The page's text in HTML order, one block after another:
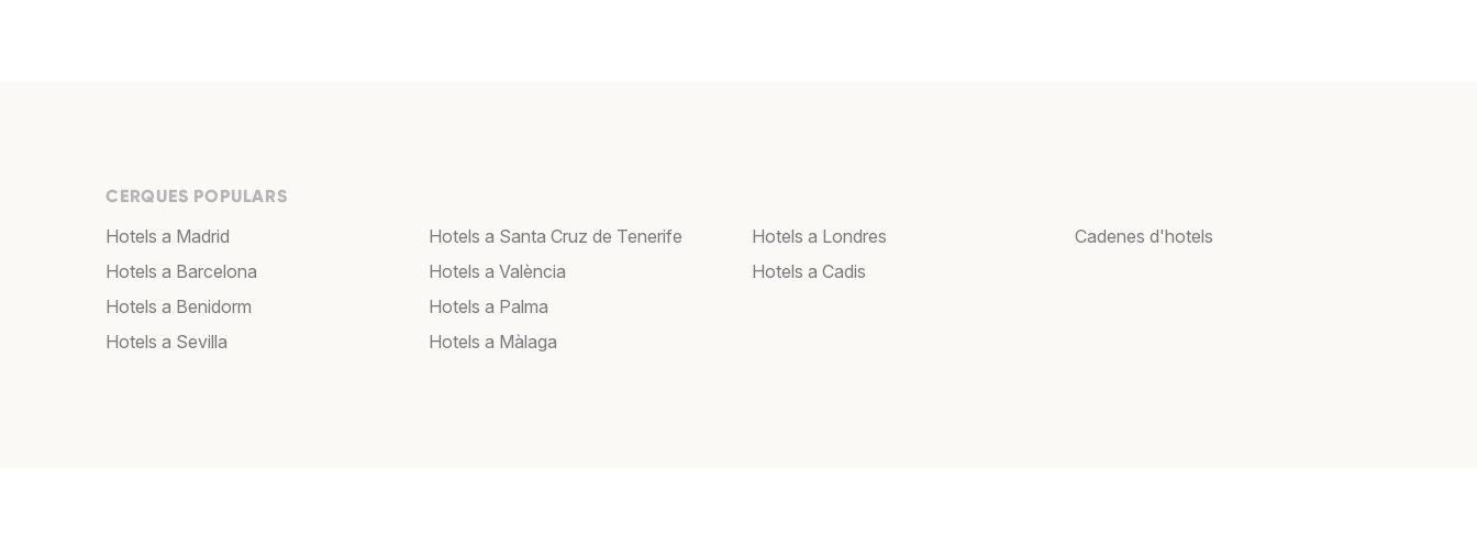
CERQUES POPULARS
Hotels a Madrid
Hotels a Barcelona
Hotels a Benidorm
Hotels a Sevilla
Hotels a Santa Cruz de Tenerife
Hotels a València
Hotels a Palma
Hotels a Màlaga
Hotels a Londres
Hotels a Cadis
Cadenes d'hotels